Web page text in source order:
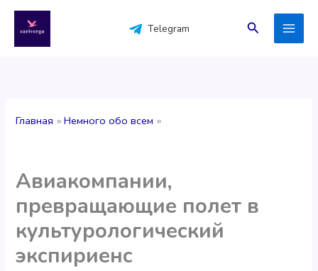
содержимому
Telegram Поиск
Главная Немного обо всем
Авиакомпании,
превращающие полет в
культурологический
экспириенс